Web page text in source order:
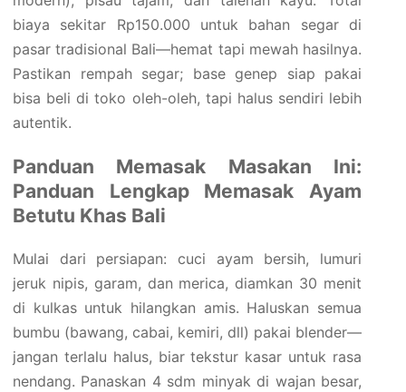
biaya sekitar Rp150.000 untuk bahan segar di
pasar tradisional Bali—hemat tapi mewah hasilnya.
Pastikan rempah segar; base genep siap pakai
bisa beli di toko oleh-oleh, tapi halus sendiri lebih
autentik.
Panduan Memasak Masakan Ini:
Panduan Lengkap Memasak Ayam
Betutu Khas Bali
Mulai dari persiapan: cuci ayam bersih, lumuri
jeruk nipis, garam, dan merica, diamkan 30 menit
di kulkas untuk hilangkan amis. Haluskan semua
bumbu (bawang, cabai, kemiri, dll) pakai blender—
jangan terlalu halus, biar tekstur kasar untuk rasa
nendang. Panaskan 4 sdm minyak di wajan besar,